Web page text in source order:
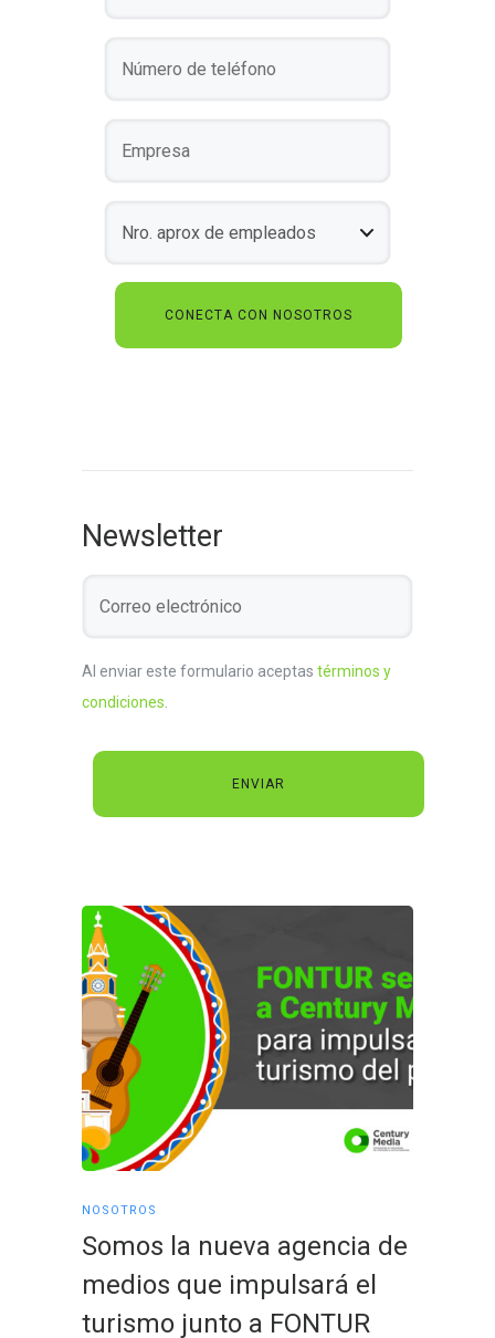
Newsletter
Al enviar este formulario aceptas términos y
condiciones
NOSOTROS
Somos la nueva agencia de
medios que impulsará el
turismo junto a FONTUR